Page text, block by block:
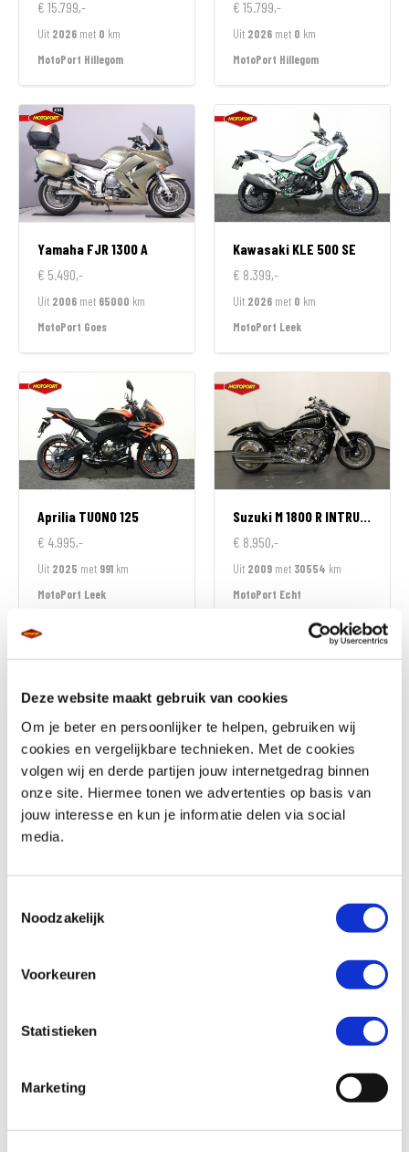
Deze website maakt gebruik van cookies
Om je beter en persoonlijker te helpen, gebruiken wij
cookies en vergelijkbare technieken. Met de cookies
volgen wij en derde partijen jouw internetgedrag binnen
onze site. Hiermee tonen we advertenties op basis van
jouw interesse en kun je informatie delen via social
media.
Noodzakelijk
Voorkeuren
Statistieken
Marketing
€ 15.799,-
Uit 2026 met 0 km
MotoPort Hillegom
€ 15.799,-
Uit 2026 met 0 km
MotoPort Hillegom
Yamaha FJR 1300 A
€ 5.490,-
Uit 2006 met 65000 km
MotoPort Goes
Kawasaki KLE 500 SE
€ 8.399,-
Uit 2026 met 0 km
MotoPort Leek
Aprilia TUONO 125
€ 4.995,-
Uit 2025 met 991 km
MotoPort Leek
Suzuki M 1800 R INTRUDER
€ 8.950,-
Uit 2009 met 30554 km
MotoPort Echt
Suzuki SV 650 ABS
€ 5.990,-
Uit2023
Honda
CRF 1100 AFRICA TWIN
€ 15.999,-
MotoPort Rockanje
MotoPort Echt